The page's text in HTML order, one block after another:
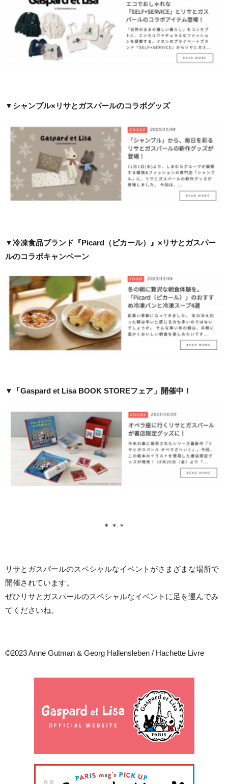
▼シャンブル×リサとガスパールのコラボグッズ
▼冷凍食品ブランド『Picard（ピカール）』×リサとガスパー
ルのコラボキャンペーン
▼「Gaspard et Lisa BOOK STOREフェア」開催中！
＊＊＊
リサとガスパールのスペシャルなイベントがさまざまな場所で
開催されています。
ぜひリサとガスパールのスペシャルなイベントに足を運んでみ
てくださいね。
©︎2023 Anne Gutman & Georg Hallensleben / Hachette Livre